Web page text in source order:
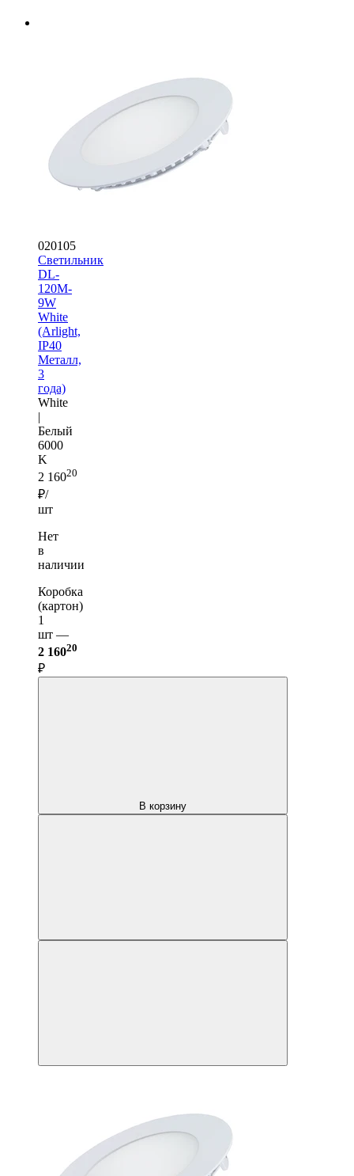
020105
Светильник
DL-
120M-
9W
White
(Arlight,
IP40
Металл,
3
года)
White
|
Белый
6000
K
2 16020
₽/
шт
Нет
в
наличии
Коробка
(картон)
1
шт —
2 16020
₽
В корзину